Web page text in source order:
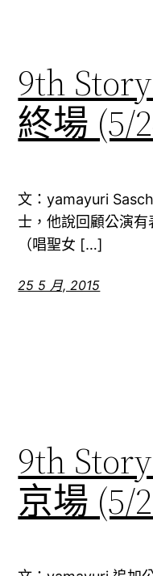
9th
終場 (5/
文：yamayuri
士，他說回顧公演有
（唱聖女 […]
25 5 月, 2015
9th
京場 (5/